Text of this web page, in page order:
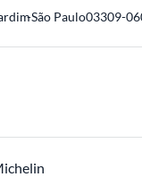
-São Paulo03309-